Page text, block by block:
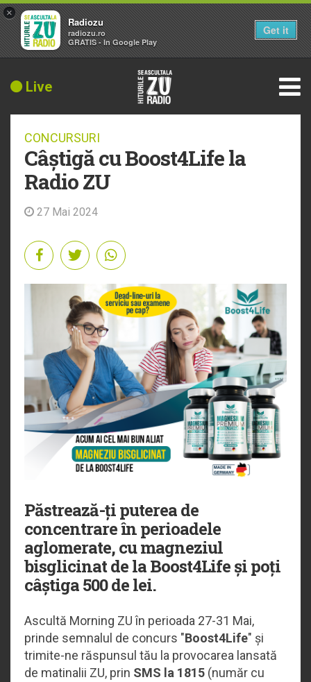
Live
CONCURSURI
Câștigă cu Boost4Life la
Radio ZU
27 Mai 2024
Păstrează-ți puterea de
concentrare în perioadele
aglomerate, cu magneziul
bisglicinat de la Boost4Life și poți
câștiga 500 de lei.
Ascultă Morning ZU în perioada 27-31 Mai,
prinde semnalul de concurs "Boost4Life" și
trimite-ne răspunsul tău la provocarea lansată
de matinalii ZU, prin SMS la 1815 (număr cu
×
Radiozu
radiozu.ro
GRATIS - In Google Play
Get it